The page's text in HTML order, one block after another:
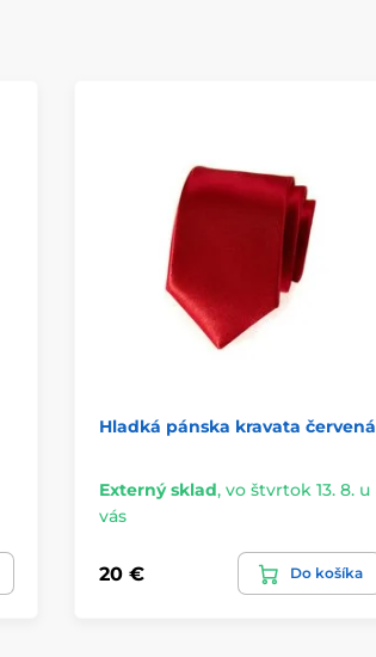
Hladká pánska kravata červená
Externý sklad, vo štvrtok 13. 8. u
vás
20 € Do košíka